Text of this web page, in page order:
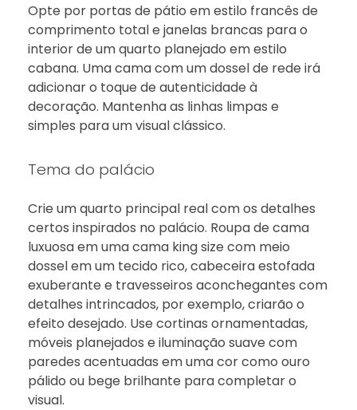
Opte por portas de pátio em estilo francês de
comprimento total e janelas brancas para o
interior de um quarto planejado em estilo
cabana. Uma cama com um dossel de rede irá
adicionar o toque de autenticidade à
decoração. Mantenha as linhas limpas e
simples para um visual clássico.
Tema do palácio
Crie um quarto principal real com os detalhes
certos inspirados no palácio. Roupa de cama
luxuosa em uma cama king size com meio
dossel em um tecido rico, cabeceira estofada
exuberante e travesseiros aconchegantes com
detalhes intrincados, por exemplo, criarão o
efeito desejado. Use cortinas ornamentadas,
móveis planejados e iluminação suave com
paredes acentuadas em uma cor como ouro
pálido ou bege brilhante para completar o
visual.